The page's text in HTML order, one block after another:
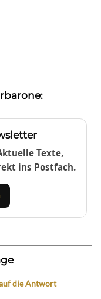
Texte,
ins Postfach.
die Antwort